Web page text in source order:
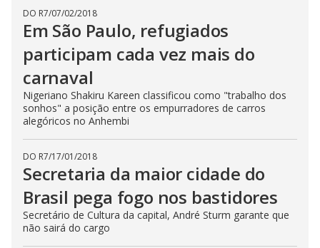
DO R7/07/02/2018
Em São Paulo, refugiados
participam cada vez mais do
carnaval
Nigeriano Shakiru Kareen classificou como "trabalho dos
sonhos" a posição entre os empurradores de carros
alegóricos no Anhembi
DO R7/17/01/2018
Secretaria da maior cidade do
Brasil pega fogo nos bastidores
Secretário de Cultura da capital, André Sturm garante que
não sairá do cargo